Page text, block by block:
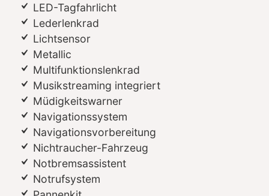
LED-Tagfahrlicht
Lederlenkrad
Lichtsensor
Metallic
Multifunktionslenkrad
Musikstreaming integriert
Müdigkeitswarner
Navigationssystem
Navigationsvorbereitung
Nichtraucher-Fahrzeug
Notbremsassistent
Notrufsystem